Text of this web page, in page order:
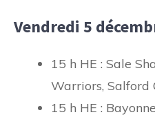
Vendredi 5
15 h HE : Sale
Warriors, Salford
15 h HE :